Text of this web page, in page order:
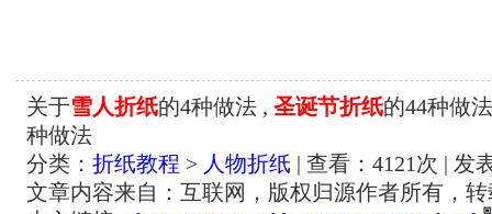
关于雪人折纸的4种做法 , 圣诞节折纸的44种做
种做法
分类： 折纸教程 > 人物折纸 | 查看： 4121次 | 发
文章内容来自：互联网，版权归源作者所有，